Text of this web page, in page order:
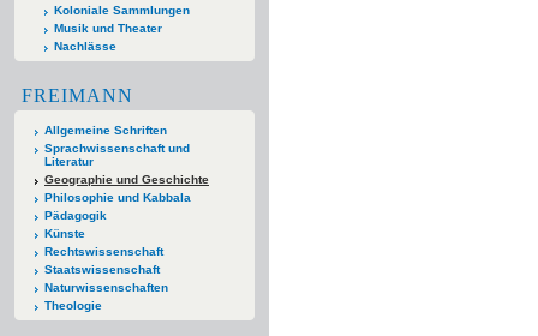
Koloniale Sammlungen
Musik und Theater
Nachlässe
FREIMANN
Allgemeine Schriften
Sprachwissenschaft und
Literatur
Geographie und Geschichte
Philosophie und Kabbala
Pädagogik
Künste
Rechtswissenschaft
Staatswissenschaft
Naturwissenschaften
Theologie